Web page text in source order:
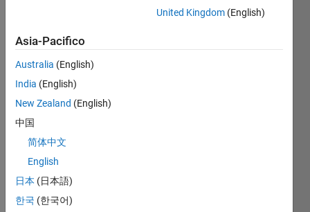
connect
and
biosignal
data from
the
(r)evolution
board
and other
(r)evolution
United Kingdom (English)
Asia-Pacifico
Australia (English)
India (English)
New Zealand (English)
中国
简体中文
English
日本 (日本語)
한국 (한국어)